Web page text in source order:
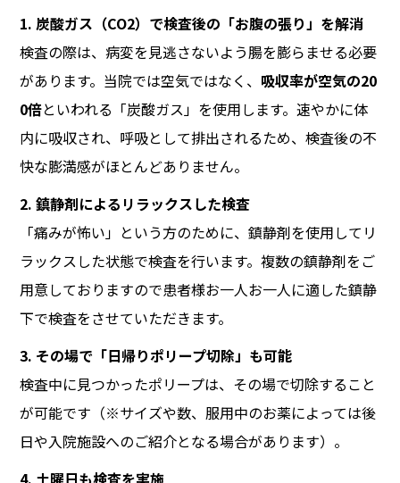
1. 炭酸ガス（CO2）で検査後の「お腹の張り」を解消
検査の際は、病変を見逃さないよう腸を膨らませる必要
があります。当院では空気ではなく、 吸収率が空気の20
0倍といわれる「炭酸ガス」を使用します。速やかに体
内に吸収され、呼吸として排出されるため、検査後の不
快な膨満感がほとんどありません。
2. 鎮静剤によるリラックスした検査
「痛みが怖い」という方のために、鎮静剤を使用してリ
ラックスした状態で検査を行います。複数の鎮静剤をご
用意しておりますので患者様お一人お一人に適した鎮静
下で検査をさせていただきます。
3. その場で「日帰りポリープ切除」も可能
検査中に見つかったポリープは、その場で切除すること
が可能です（※サイズや数、服用中のお薬によっては後
日や入院施設へのご紹介となる場合があります）。
4. 土曜日も検査を実施